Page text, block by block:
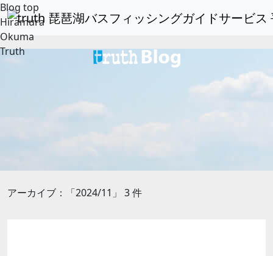
Blog top
Hiramura
Okuma
Truth
アーカイブ：「2024/11」 3 件